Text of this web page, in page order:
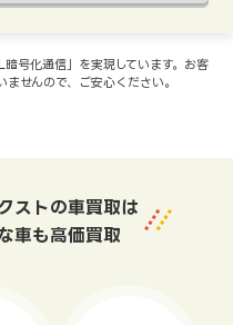
号化通信」を実現しています。お客
せんので、ご安心ください。
ストの車買取は
車も高価買取